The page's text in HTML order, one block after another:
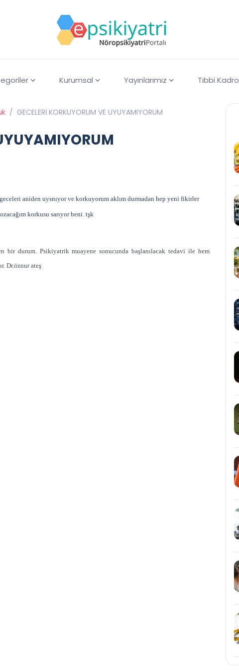
Kurumsal Yayınlarımız Tıbbi Kadro
/ GECELERİ KORKUYORUM VE UYUYAMIYORUM
aniden uysnıyor ve korkuyorum aklım durmadan hep yeni fikirler
korkusu sarıyor beni. tşk
bir durum. Psikiyatrik muayene sonucunda başlanılacak tedavi ile hem
Dr.öznur ateş